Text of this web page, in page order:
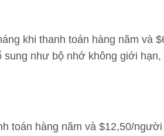
khi thanh toán hàng năm và
như bộ nhớ không giới
toán hàng năm và $12,50/